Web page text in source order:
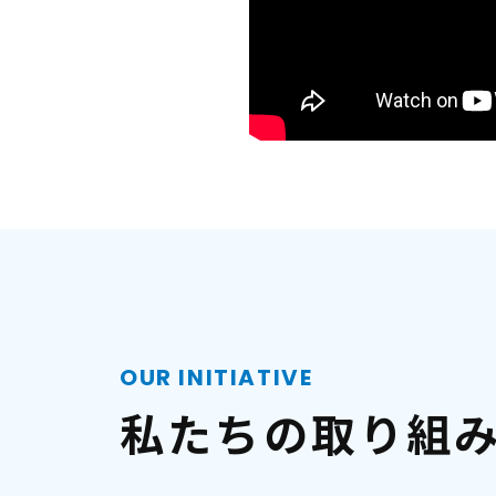
OUR INITIATIVE
私たちの取り組